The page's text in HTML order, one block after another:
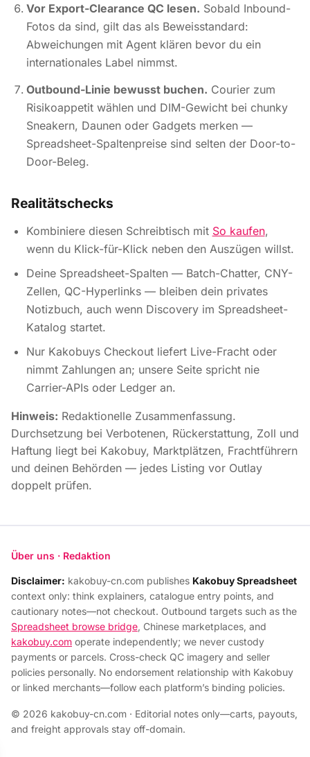
Vor Export-Clearance QC lesen. Sobald Inbound-
Fotos da sind, gilt das als Beweisstandard:
Abweichungen mit Agent klären bevordu ein
internationales Label nimmst.
Outbound-Linie bewusst buchen. Courier zum
Risikoappetit wählen und DIM-Gewicht bei chunky
Sneakern, Daunen oder Gadgets merken —
Spreadsheet-Spaltenpreise sind selten der Door-to-
Door-Beleg.
Realitätschecks
Kombiniere diesen Schreibtisch mit So kaufen,
wenn du Klick-für-Klick neben den Auszügen willst.
Deine Spreadsheet-Spalten — Batch-Chatter, CNY-
Zellen, QC-Hyperlinks — bleiben dein privates
Notizbuch, auch wenn Discovery im Spreadsheet-
Katalog startet.
Nur Kakobuys Checkout liefert Live-Fracht oder
nimmt Zahlungen an; unsere Seite spricht nie
Carrier-APIs oder Ledger an.
Hinweis: Redaktionelle Zusammenfassung.
Durchsetzung bei Verbotenen, Rückerstattung, Zoll und
Haftung liegt bei Kakobuy, Marktplätzen, Frachtführern
und deinen Behörden — jedes Listing vor Outlay
doppelt prüfen.
Über uns · Redaktion
Disclaimer: kakobuy-cn.com publishes Kakobuy Spreadsheet
context only: think explainers, catalogue entry points, and
cautionary notes—not checkout. Outbound targets such as the
Spreadsheet browse bridge, Chinese marketplaces, and
kakobuy.com operate independently; we never custody
payments or parcels. Cross-check QC imagery and seller
policies personally. No endorsement relationship with Kakobuy
or linked merchants—follow each platform’s binding policies.
© 2026 kakobuy-cn.com · Editorial notes only—carts, payouts,
and freight approvals stay off-domain.